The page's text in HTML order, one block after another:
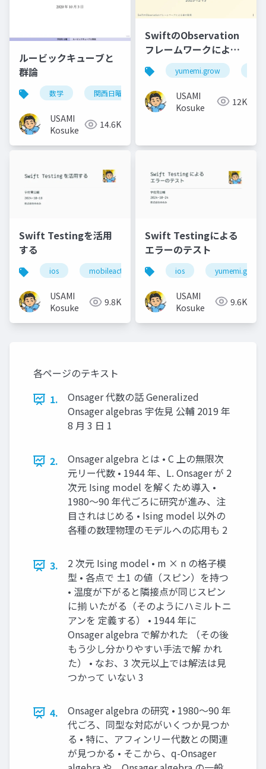
ルービックキューブと
群論
数学 関西日曜数学友の会
USAMI
Kosuke
14.6K
SwiftのObservation
フレームワークによる
値の監視yumemi.grow
USAMI
Kosuke
12K
Swift Testingを活用
する
ios mobileact
USAMI
Kosuke
9.8K
Swift Testingによる
エラーのテスト
ios yumemi.grow
USAMI
Kosuke
9.6K
各ページのテキスト
1.
Onsager 代数の話 Generalized
Onsager algebras 宇佐見 公輔 2019 年
8 月 3 日 1
2.
Onsager algebra とは • C 上の無限次
元リー代数 • 1944 年、L. Onsager が 2
次元 Ising model を解くため導入 •
1980〜90 年代ごろに研究が進み、注
目されはじめる • Ising model 以外の
各種の数理物理のモデルへの応用も 2
3.
2 次元 Ising model • m × n の格子模
型 • 各点で ±1 の値（スピン）を持つ
• 温度が下がると隣接点が同じスピン
に揃 いたがる（そのようにハミルトニ
アンを 定義する） • 1944 年に
Onsager algebra で解かれた （その後
もう少し分かりやすい手法で解 かれ
た） • なお、3 次元以上では解法は見
つかって いない 3
4.
Onsager algebra の研究 • 1980〜90 年
代ごろ、同型な対応がいくつか見つか
る • 特に、アフィンリー代数との関連
が見つかる • そこから、q-Onsager